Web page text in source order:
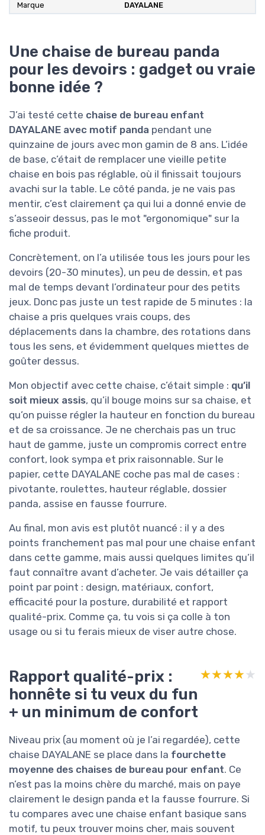
Marque DAYALANE
Une chaise de bureau panda
pour les devoirs : gadget ou vraie
bonne idée ?
J’ai testé cette chaise de bureau enfant
DAYALANE avec motif panda pendant une
quinzaine de jours avec mon gamin de 8 ans. L’idée
de base, c’était de remplacer une vieille petite
chaise en bois pas réglable, où il finissait toujours
avachi sur la table. Le côté panda, je ne vais pas
mentir, c’est clairement ça qui lui a donné envie de
s’asseoir dessus, pas le mot "ergonomique" sur la
fiche produit.
Concrètement, on l’a utilisée tous les jours pour les
devoirs (20-30 minutes), un peu de dessin, et pas
mal de temps devant l’ordinateur pour des petits
jeux. Donc pas juste un test rapide de 5 minutes : la
chaise a pris quelques vrais coups, des
déplacements dans la chambre, des rotations dans
tous les sens, et évidemment quelques miettes de
goûter dessus.
Mon objectif avec cette chaise, c’était simple : qu’il
soit mieux assis, qu’il bouge moins sur sa chaise, et
qu’on puisse régler la hauteur en fonction du bureau
et de sa croissance. Je ne cherchais pas un truc
haut de gamme, juste un compromis correct entre
confort, look sympa et prix raisonnable. Sur le
papier, cette DAYALANE coche pas mal de cases :
pivotante, roulettes, hauteur réglable, dossier
panda, assise en fausse fourrure.
Au final, mon avis est plutôt nuancé : il y a des
points franchement pas mal pour une chaise enfant
dans cette gamme, mais aussi quelques limites qu’il
faut connaître avant d’acheter. Je vais détailler ça
point par point : design, matériaux, confort,
efficacité pour la posture, durabilité et rapport
qualité-prix. Comme ça, tu vois si ça colle à ton
usage ou si tu ferais mieux de viser autre chose.
Rapport qualité-prix :
honnête si tu veux du fun
+ un minimum de confort
★★★★★
★★★★★
Niveau prix (au moment où je l’ai regardée), cette
chaise DAYALANE se place dans la fourchette
moyenne des chaises de bureau pour enfant. Ce
n’est pas la moins chère du marché, mais on paye
clairement le design panda et la fausse fourrure. Si
tu compares avec une chaise enfant basique sans
motif, tu peux trouver moins cher, mais souvent